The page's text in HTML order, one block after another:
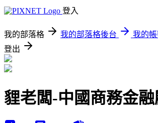
登入
我的部落格 我的部落格後台
我的
登出
貍老闆-中國商務金融